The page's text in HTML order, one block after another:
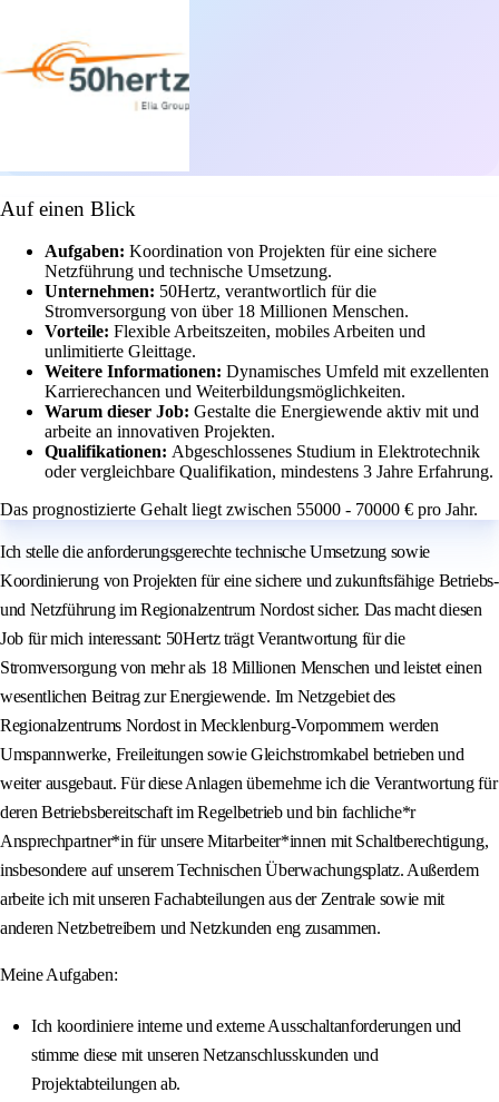
Auf einen Blick
Aufgaben: Koordination von Projekten für eine sichere
Netzführung und technische Umsetzung.
Unternehmen: 50Hertz, verantwortlich für die
Stromversorgung von über 18 Millionen Menschen.
Vorteile: Flexible Arbeitszeiten, mobiles Arbeiten und
unlimitierte Gleittage.
Weitere Informationen: Dynamisches Umfeld mit exzellenten
Karrierechancen und Weiterbildungsmöglichkeiten.
Warum dieser Job: Gestalte die Energiewende aktiv mit und
arbeite an innovativen Projekten.
Qualifikationen: Abgeschlossenes Studium in Elektrotechnik
oder vergleichbare Qualifikation, mindestens 3 Jahre Erfahrung.
Das prognostizierte Gehalt liegt zwischen 55000 - 70000 € pro Jahr.
Ich stelle die anforderungsgerechte technische Umsetzung sowie
Koordinierung von Projekten für eine sichere und zukunftsfähige Betriebs-
und Netzführung im Regionalzentrum Nordost sicher. Das macht diesen
Job für mich interessant: 50Hertz trägt Verantwortung für die
Stromversorgung von mehr als 18 Millionen Menschen und leistet einen
wesentlichen Beitrag zur Energiewende. Im Netzgebiet des
Regionalzentrums Nordost in Mecklenburg-Vorpommern werden
Umspannwerke, Freileitungen sowie Gleichstromkabel betrieben und
weiter ausgebaut. Für diese Anlagen übernehme ich die Verantwortung für
deren Betriebsbereitschaft im Regelbetrieb und bin fachliche*r
Ansprechpartner*in für unsere Mitarbeiter*innen mit Schaltberechtigung,
insbesondere auf unserem Technischen Überwachungsplatz. Außerdem
arbeite ich mit unseren Fachabteilungen aus der Zentrale sowie mit
anderen Netzbetreibern und Netzkunden eng zusammen.
Meine Aufgaben:
Ich koordiniere interne und externe Ausschaltanforderungen und
stimme diese mit unseren Netzanschlusskunden und
Projektabteilungen ab.